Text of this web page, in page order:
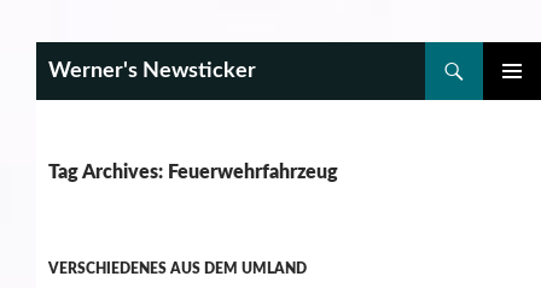
Werner's Newsticker
Tag Archives: Feuerwehrfahrzeug
VERSCHIEDENES AUS DEM UMLAND